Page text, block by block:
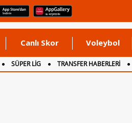
Canlı Skor Voleybol
SÜPER LİG TRANSFER HABERLERİ